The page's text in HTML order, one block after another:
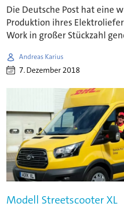
Die Deutsche Post hat eine
Produktion ihres
Work in großer Stückzahl
Andreas Karius
7. Dezember 2018
Modell Streetscooter XL